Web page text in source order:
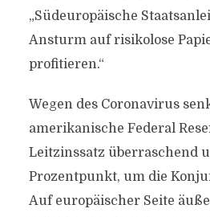
„Südeuropäische
Ansturm auf risikolose
profitieren.“
Wegen des Coronavirus
amerikanische Federal
Leitzinssatz überraschend
Prozentpunkt, um die
Auf europäischer Seite